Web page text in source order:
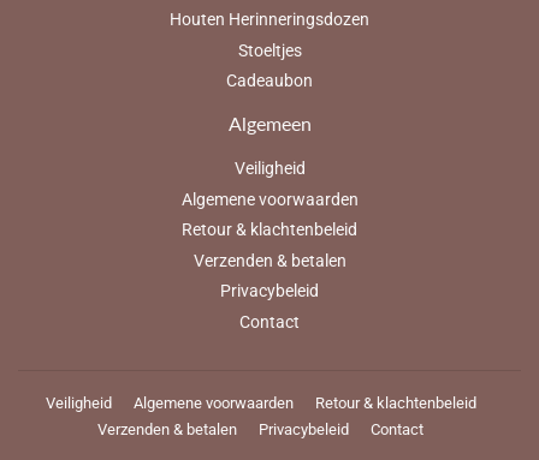
Houten Herinneringsdozen
Stoeltjes
Cadeaubon
Algemeen
Veiligheid
Algemene voorwaarden
Retour & klachtenbeleid
Verzenden & betalen
Privacybeleid
Contact
Veiligheid Algemene voorwaarden
Retour & klachtenbeleid
Verzenden & betalen
Privacybeleid Contact